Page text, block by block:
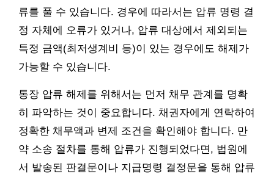
류를 풀 수 있습니다. 경우에 따라서는 압류 명령 결
정 자체에 오류가 있거나, 압류 대상에서 제외되는
특정 금액(최저생계비 등)이 있는 경우에도 해제가
가능할 수 있습니다.
통장 압류 해제를 위해서는 먼저 채무 관계를 명확
히 파악하는 것이 중요합니다. 채권자에게 연락하여
정확한 채무액과 변제 조건을 확인해야 합니다. 만
약 소송 절차를 통해 압류가 진행되었다면, 법원에
서 발송된 판결문이나 지급명령 결정문을 통해 압류